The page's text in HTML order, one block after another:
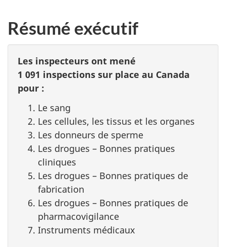
Résumé exécutif
Les inspecteurs ont mené
1 091 inspections sur place au Canada
pour :
Le sang
Les cellules, les tissus et les organes
Les donneurs de sperme
Les drogues – Bonnes pratiques
cliniques
Les drogues – Bonnes pratiques de
fabrication
Les drogues – Bonnes pratiques de
pharmacovigilance
Instruments médicaux